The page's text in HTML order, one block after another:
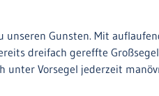
Gunsten. Mit
dreifach gereffte
unter Vorsegel jederzeit